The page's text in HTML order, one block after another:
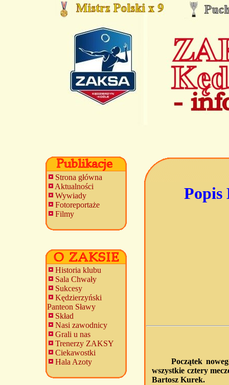
Strona główna
Aktualności
Wywiady
Fotoreportaże
Filmy
Historia klubu
Sala Chwały
Sukcesy
Kędzierzyński
Panteon Sławy
Skład
Nasi zawodnicy
Grali u nas
Trenerzy ZAKSY
Ciekawostki
Hala Azoty
Popis
Początek
wszystkie cztery
Bartosz Kurek.